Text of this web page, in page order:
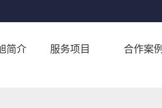
简介 服务项目 合作案例